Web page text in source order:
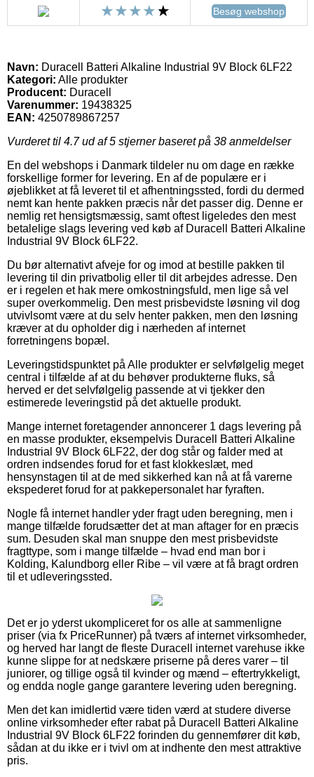
Besøg webshop
Navn: Duracell Batteri Alkaline Industrial 9V Block 6LF22
Kategori: Alle produkter
Producent: Duracell
Varenummer: 19438325
EAN: 4250789867257
Vurderet til 4.7ud af 5 stjerner baseret på 38 anmeldelser
En del webshops i Danmark tildeler nu om dage en række
forskellige former for levering. En af de populære er i
øjeblikket at få leveret til et afhentningssted, fordi du dermed
nemt kan hente pakken præcis når det passer dig. Denne er
nemlig ret hensigtsmæssig, samt oftest ligeledes den mest
betalelige slags levering ved køb af Duracell Batteri Alkaline
Industrial 9V Block 6LF22.
Du bør alternativt afveje for og imod at bestille pakken til
levering til din privatbolig eller til dit arbejdes adresse. Den
er i regelen et hak mere omkostningsfuld, men lige så vel
super overkommelig. Den mest prisbevidste løsning vil dog
utvivlsomt være at du selv henter pakken, men den løsning
kræver at du opholder dig i nærheden af internet
forretningens bopæl.
Leveringstidspunktet på Alle produkter er selvfølgelig meget
central i tilfælde af at du behøver produkterne fluks, så
herved er det selvfølgelig passende at vi tjekker den
estimerede leveringstid på det aktuelle produkt.
Mange internet foretagender annoncerer 1 dags levering på
en masse produkter, eksempelvis Duracell Batteri Alkaline
Industrial 9V Block 6LF22, der dog står og falder med at
ordren indsendes forud for et fast klokkeslæt, med
hensynstagen til at de med sikkerhed kan nå at få varerne
ekspederet forud for at pakkepersonalet har fyraften.
Nogle få internet handler yder fragt uden beregning, men i
mange tilfælde forudsætter det at man aftager for en præcis
sum. Desuden skal man snuppe den mest prisbevidste
fragttype, som i mange tilfælde – hvad end man bor i
Kolding, Kalundborg eller Ribe – vil være at få bragt ordren
til et udleveringssted.
Det er jo yderst ukompliceret for os alle at sammenligne
priser (via fx PriceRunner) på tværs af internet virksomheder,
og herved har langt de fleste Duracell internet varehuse ikke
kunne slippe for at nedskære priserne på deres varer – til
juniorer, og tillige også til kvinder og mænd – eftertrykkeligt,
og endda nogle gange garantere levering uden beregning.
Men det kan imidlertid være tiden værd at studere diverse
online virksomheder efter rabat på Duracell Batteri Alkaline
Industrial 9V Block 6LF22 forinden du gennemfører dit køb,
sådan at du ikke er i tvivl om at indhente den mest attraktive
pris.